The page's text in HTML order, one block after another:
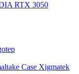
RTX 3050
Case Xigmatek